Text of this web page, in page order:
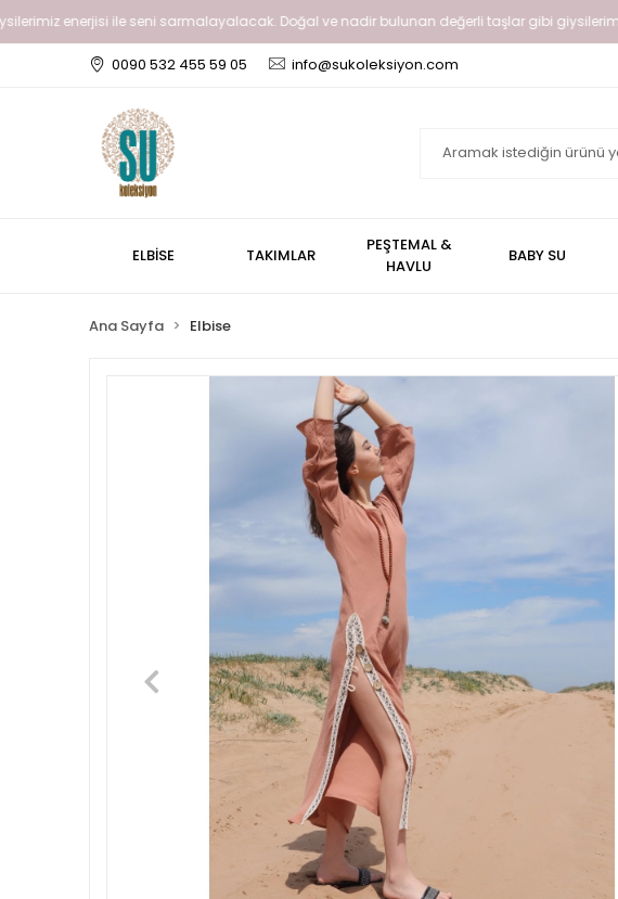
enerjisi ile seni sarmalayalacak. Doğal ve nadir bulunan değerli taşlar gibi giysilerimizde
0090 532 455 59 05 info@sukoleksiyon.com
ELBİSE TAKIMLAR
PEŞTEMAL &
HAVLU
BABY SU
Ana Sayfa Elbise